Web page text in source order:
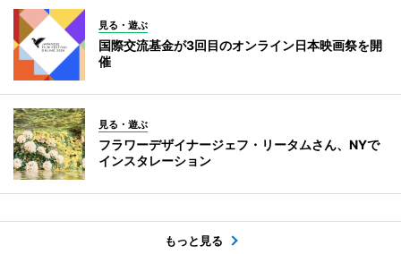
見る・遊ぶ
国際交流基金が3回目のオンライン日本映画祭を開
催
見る・遊ぶ
フラワーデザイナージェフ・リータムさん、NYで
インスタレーション
もっと見る